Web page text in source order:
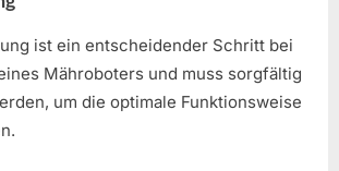
ist ein entscheidender Schritt bei
Mähroboters und muss sorgfältig
um die optimale Funktionsweise